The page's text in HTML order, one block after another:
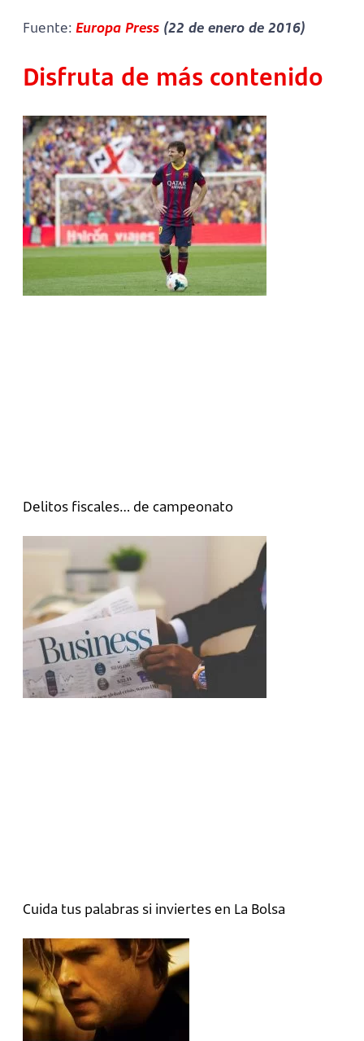
Fuente: Europa Press (22 de enero de 2016)
Disfruta de más contenido
Delitos fiscales… de campeonato
Cuida tus palabras si inviertes en La Bolsa